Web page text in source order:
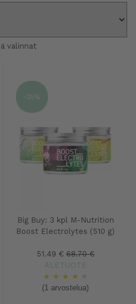
valinnat
Big Buy: 3 kpl M-Nutrition
Boost Electrolytes (510 g)
51.49 € 68.70 €
ALETUOTE
★ ★ ★ ★
(1 arvostelua)
-25%